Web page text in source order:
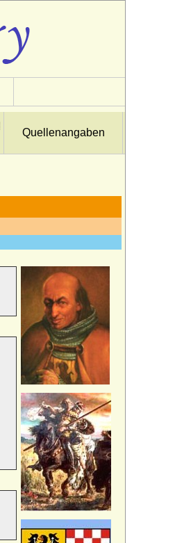
Quellenangaben